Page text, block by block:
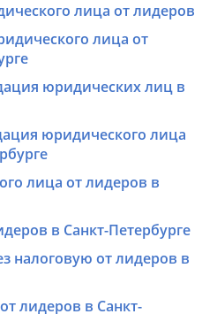
лица от лидеров
лица от
юридических лиц в
юридического лица
лица от лидеров в
в Санкт-Петербурге
налоговую от лидеров в
лидеров в Санкт-